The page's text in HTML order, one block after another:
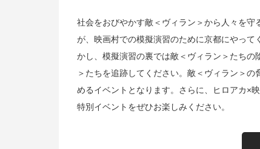
社会をおびやかす敵＜ヴィラン＞から人々を
が、映画村での模擬演習のために京都にやって
かし、模擬演習の裏では敵＜ヴィラン＞たち
＞たちを追跡してください。敵＜ヴィラン＞
めるイベントとなります。さらに、ヒロアカ×
特別イベントをぜひお楽しみください。